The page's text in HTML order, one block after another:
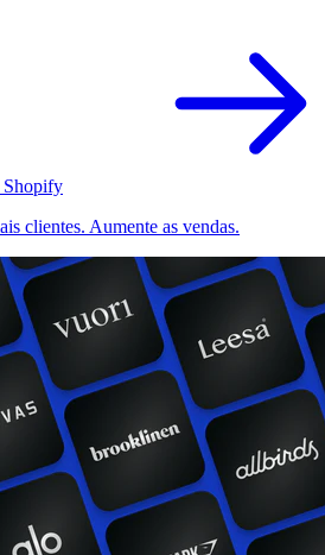
Shopify
clientes. Aumente as vendas.